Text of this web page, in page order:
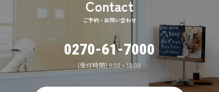
ご予約・お問い合わせ
0270-61-7000
[受付時間] 9:00～18:00